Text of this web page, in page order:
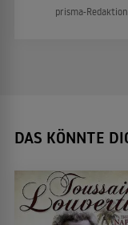
prisma-Redaktion
DAS KÖNNTE